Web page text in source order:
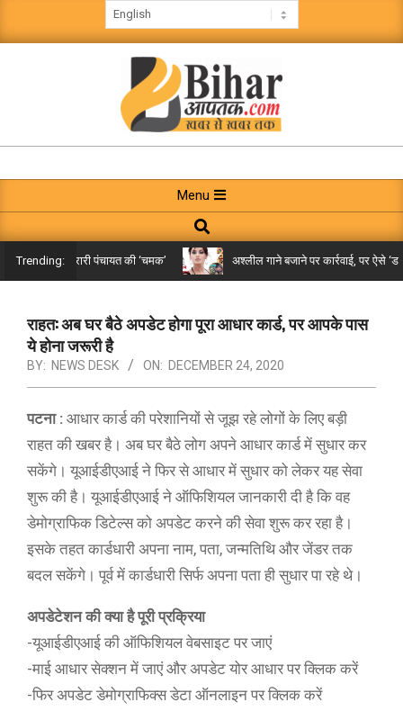
to
BIHAR
AAPTAK
Navigation
Menu
Menu
Search
Trending:
तक पहुंची गरारी पंचायत की ‘चमक’ अश्लील गाने बजाने पर कार्रवाई, पर ऐसे ‘डबल
राहत: अब घर बैठे अपडेट होगा पूरा आधार कार्ड, पर आपके पास
ये होना जरूरी है
BY: NEWS DESK ON: DECEMBER 24, 2020
पटना : आधार कार्ड की परेशानियों से जूझ रहे लोगों के लिए बड़ी
राहत की खबर है। अब घर बैठे लोग अपने आधार कार्ड में सुधार कर
सकेंगे। यूआईडीएआई ने फिर से आधार में सुधार को लेकर यह सेवा
शुरू की है। यूआईडीएआई ने ऑफिशियल जानकारी दी है कि वह
डेमोग्राफिक डिटेल्स को अपडेट करने की सेवा शुरू कर रहा है।
इसके तहत कार्डधारी अपना नाम, पता, जन्मतिथि और जेंडर तक
बदल सकेंगे। पूर्व में कार्डधारी सिर्फ अपना पता ही सुधार पा रहे थे।
अपडेटेशन की क्या है पूरी प्रक्रिया
-यूआईडीएआई की ऑफिशियल वेबसाइट पर जाएं
-माई आधार सेक्शन में जाएं और अपडेट योर आधार पर क्लिक करें
-फिर अपडेट डेमोग्राफिक्स डेटा ऑनलाइन पर क्लिक करें